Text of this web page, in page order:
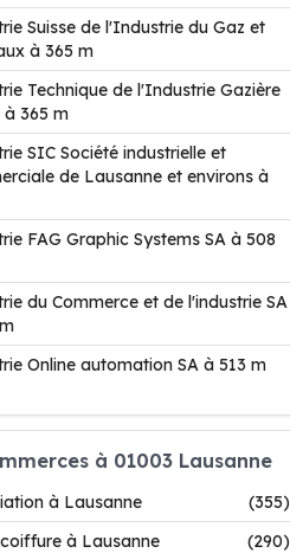
Suisse de l'Industrie du Gaz et
à 365 m
Technique de l'Industrie Gazière
à 365 m
SIC Société industrielle et
de Lausanne et environs à
FAG Graphic Systems SA à 508
du Commerce et de l'industrie SA
Online automation SA à 513 m
à 01003 Lausanne
à Lausanne
(355)
à Lausanne
(290)